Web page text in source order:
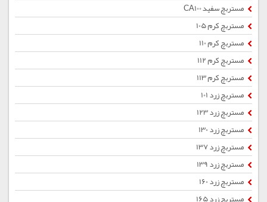
مستربچ سفید CA100
مستربچ کرم 105
مستربچ کرم 110
مستربچ کرم 112
مستربچ کرم 113
مستربچ زرد 101
مستربچ زرد 123
مستربچ زرد 130
مستربچ زرد 137
مستربچ زرد 139
مستربچ زرد 160